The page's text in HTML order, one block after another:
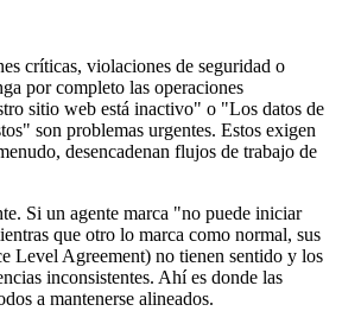
críticas, violaciones de seguridad o
por completo las operaciones
sitio web está inactivo" o "Los datos de
son problemas urgentes. Estos exigen
desencadenan flujos de trabajo de
Si un agente marca "no puede iniciar
que otro lo marca como normal, sus
Level Agreement) no tienen sentido y los
inconsistentes. Ahí es donde las
a mantenerse alineados.